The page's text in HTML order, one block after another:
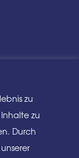
zu
zu
Durch